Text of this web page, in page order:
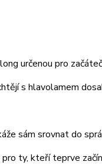
určenou pro
s hlavolamem
sám srovnat do
ty, kteří teprve